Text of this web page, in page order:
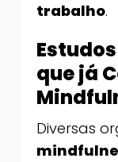
trabalho.
que já
Diversas